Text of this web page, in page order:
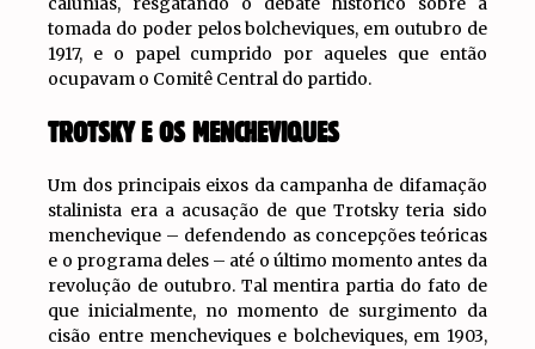
tomada do poder pelos bolcheviques, em outubro de
1917, e o papel cumprido por aqueles que então
ocupavam o Comitê Central do partido.
TROTSKY E OS MENCHEVIQUES
Um dos principais eixos da campanha de difamação
stalinista era a acusação de que Trotsky teria sido
menchevique – defendendo as concepções teóricas
e o programa deles – até o último momento antes da
revolução de outubro. Tal mentira partia do fato de
que inicialmente, no momento de surgimento da
cisão entre mencheviques e bolcheviques, em 1903,